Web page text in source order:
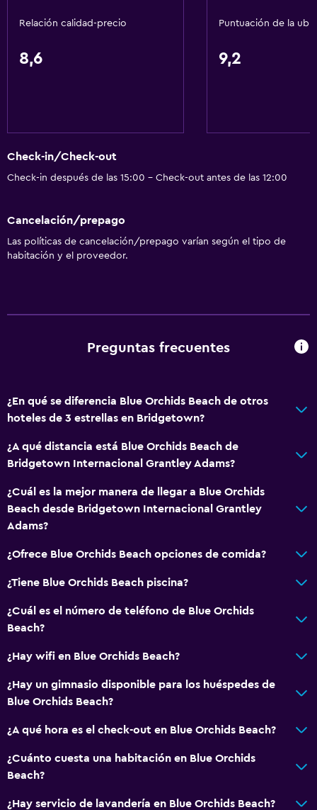
Senderismo
Ventilador
Extinguidor
Alarma de humo
Aire acondicionado
Papeleras
Copas
Tetera eléctrica
Cocineta
Horno
Microondas
Cocina
Tetera/cafetera
Tetera
Tostadora
Cafetera
Relación calidad-precio
8,6
Puntuación de la
9,2
Check-in/Check-out
Check-in después de las 15:00 - Check-out antes de las 12:00
Cancelación/prepago
Las políticas de cancelación/prepago varían según el tipo de
habitación y el proveedor.
Preguntas frecuentes
¿En qué se diferencia Blue Orchids Beach de otros
hoteles de 3 estrellas en Bridgetown?
¿A qué distancia está Blue Orchids Beach de
Bridgetown Internacional Grantley Adams?
¿Cuál es la mejor manera de llegar a Blue Orchids
Beach desde Bridgetown Internacional Grantley
Adams?
¿Ofrece Blue Orchids Beach opciones de comida?
¿Tiene Blue Orchids Beach piscina?
¿Cuál es el número de teléfono de Blue Orchids
Beach?
¿Hay wifi en Blue Orchids Beach?
¿Hay un gimnasio disponible para los huéspedes de
Blue Orchids Beach?
¿A qué hora es el check-out en Blue Orchids Beach?
¿Cuánto cuesta una habitación en Blue Orchids
Beach?
¿Hay servicio de lavandería en Blue Orchids Beach?